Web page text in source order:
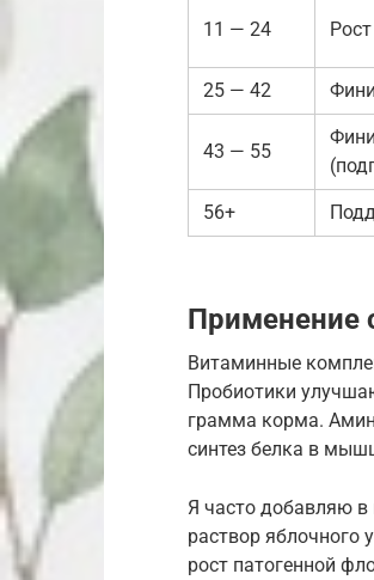
11 — 24 Рост
25 — 42
43 — 55
56+
Применение
Витаминные
Пробиотики
грамма корма.
синтез белка в
Я часто добавляю в
раствор яблочного
рост патогенной